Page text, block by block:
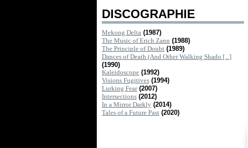
DISCOGRAPHIE
Mekong Delta (1987)
The Music of Erich Zann (1988)
The Principle of Doubt (1989)
Dances of Death (And Other Walking Shado [...]
(1990)
Kaleidoscope (1992)
Visions Fugitives (1994)
Lurking Fear (2007)
Intersections (2012)
In a Mirror Darkly (2014)
Tales of a Future Past (2020)